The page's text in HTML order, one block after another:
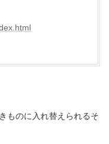
ものに入れ替えられるそ